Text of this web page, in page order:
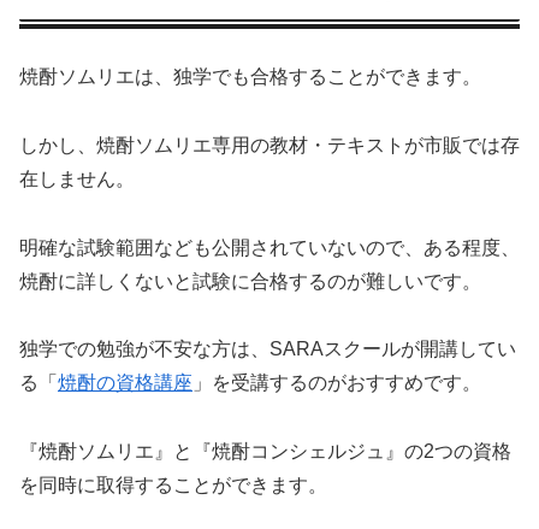
焼酎ソムリエは、独学でも合格することができます。
しかし、焼酎ソムリエ専用の教材・テキストが市販では存
在しません。
明確な試験範囲なども公開されていないので、ある程度、
焼酎に詳しくないと試験に合格するのが難しいです。
独学での勉強が不安な方は、SARAスクールが開講してい
る「 焼酎の資格講座 」を受講するのがおすすめです。
『焼酎ソムリエ』と『焼酎コンシェルジュ』の2つの資格
を同時に取得することができます。